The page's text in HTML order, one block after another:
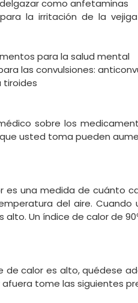
como anfetaminas
la irritación de la
para la salud mental
las convulsiones:
tiroides
sobre los
usted toma pueden
es una medida de cuánto
del aire.
alto. Un índice de calor de
de calor es alto, quédese
afuera tome las siguientes